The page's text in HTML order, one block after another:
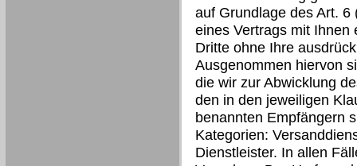
auf Grundlage des Art.
eines Vertrags mit Ihnen
Dritte ohne Ihre
Ausgenommen hiervon
die wir zur Abwicklung
den in den jeweiligen
benannten Empfängern
Kategorien:
Dienstleister. In allen